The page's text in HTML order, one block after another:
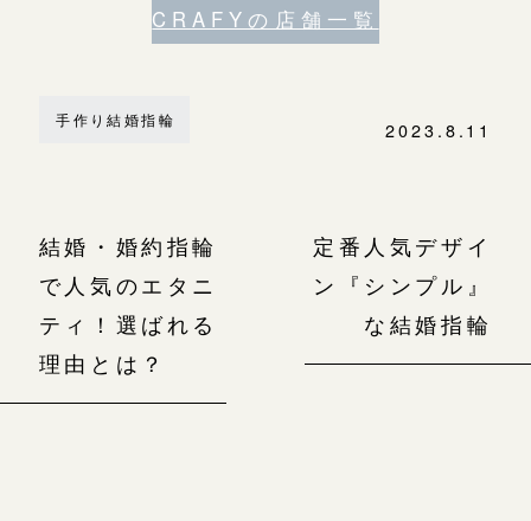
CRAFYの店舗一覧
手作り結婚指輪 2023.8.11
結婚・婚約指輪
で人気のエタニ
ティ！選ばれる
理由とは？
定番人気デザイ
ン『シンプル』
な結婚指輪